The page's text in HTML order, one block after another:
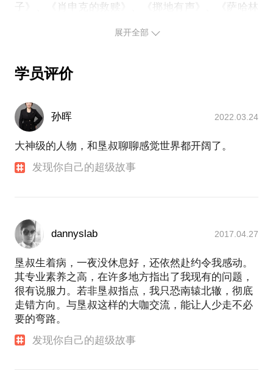
子》、《肖申克的救赎》、《掷地有声》、《萨哈林
相馆》、《海上钢琴师》、《守望灯塔》、《耶路撒
文艺气质的出版物，赢得了业内与媒体的赞誉，以及
常住上海，跑遍全国，现正研究内容和个人品牌策
展开全部
学员评价
孙晖 2022.03.24
大神级的人物，和垦叔聊聊感觉世界都开阔了。
发现你自己的超级故事
dannyslab 2017.04.27
垦叔生着病，一夜没休息好，还依然赴约令我感动。
其专业素养之高，在许多地方指出了我现有的问题，
很有说服力。若非垦叔指点，我只恐南辕北辙，彻底
走错方向。与垦叔这样的大咖交流，能让人少走不必
要的弯路。
发现你自己的超级故事